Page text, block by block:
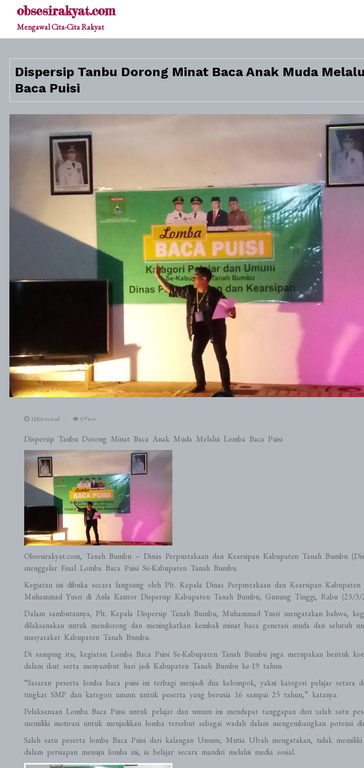
obsesirakyat.com
Mengawal Cita-Cita Rakyat
Dispersip Tanbu Dorong Minat Baca Anak Muda
Baca Puisi
1Min to read 0 View
Dispersip Tanbu Dorong Minat Baca Anak Muda Melalui Lomba Baca Puisi
Obsesirakyat.com, Tanah Bumbu – Dinas Perpustakaan dan Kearsipan Kabupaten Tanah Bumbu
menggelar Final Lomba Baca Puisi Se-Kabupaten Tanah Bumbu.
Kegiatan ini dibuka secara langsung oleh Plt. Kepala Dinas Perpustakaan dan Kearsipan Kabupaten
Muhammad Yusri di Aula Kantor Dispersip Kabupaten Tanah Bumbu, Gunung Tinggi, Rabu (23/3/
Dalam sambutannya, Plt. Kepala Dispersip Tanah Bumbu, Muhammad Yusri mengatakan bahwa,
dilaksanakan untuk mendorong dan meningkatkan kembali minat baca generasi muda dan seluruh
masyarakat Kabupaten Tanah Bumbu.
Di samping itu, kegiatan Lomba Baca Puisi Se-Kabupaten Tanah Bumbu juga merupakan bentuk
dalam ikut serta menyambut hari jadi Kabupaten Tanah Bumbu ke-19 tahun.
“Sasaran peserta lomba baca puisi ini terbagi menjadi dua kelompok, yakni kategori pelajar setara
tingkat SMP dan kategori umum untuk peserta yang berusia 16 sampai 25 tahun,” katanya.
Pelaksanaan Lomba Baca Puisi untuk pelajar dan umum ini mendapat tanggapan dari salah satu
memiliki motivasi untuk menjadikan lomba tersebut sebagai wadah dalam mengembangkan potensi
Salah satu peserta lomba Baca Puisi dari kalangan Umum, Mutia Ulvah mengatakan, tidak
dalam persiapan menuju lomba ini, ia belajar secara mandiri melalui media sosial.